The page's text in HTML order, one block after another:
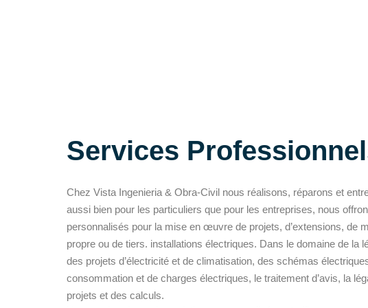
Services
Chez Vista Ingenieria & Obra-Civil nous réalisons, réparons et
aussi bien pour les particuliers que pour les entreprises, nous
personnalisés pour la mise en œuvre de projets, d’extensions, de
propre ou de tiers. installations électriques. Dans le domaine de la
des projets d’électricité et de climatisation, des schémas
consommation et de charges électriques, le traitement d’avis, la
projets et des calculs.